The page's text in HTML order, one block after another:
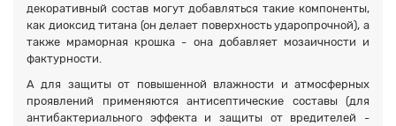
декоративный состав могут добавляться такие компоненты,
как диоксид титана (он делает поверхность ударопрочной), а
также мраморная крошка - она добавляет мозаичности и
фактурности.
А для защиты от повышенной влажности и атмосферных
проявлений применяются антисептические составы (для
антибактериального эффекта и защиты от вредителей -